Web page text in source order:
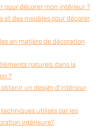
pour décorer mon intérieur ?
et des meubles pour décorer
en matière de décoration
naturels dans la
?
un design d’intérieur
utilisés par les
intérieure?